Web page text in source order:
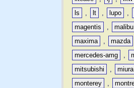
ls
, lt , lupo ,
magentis
, malibu
maxima
, mazda
mercedes-amg
,
mitsubishi
, miura
monterey
,